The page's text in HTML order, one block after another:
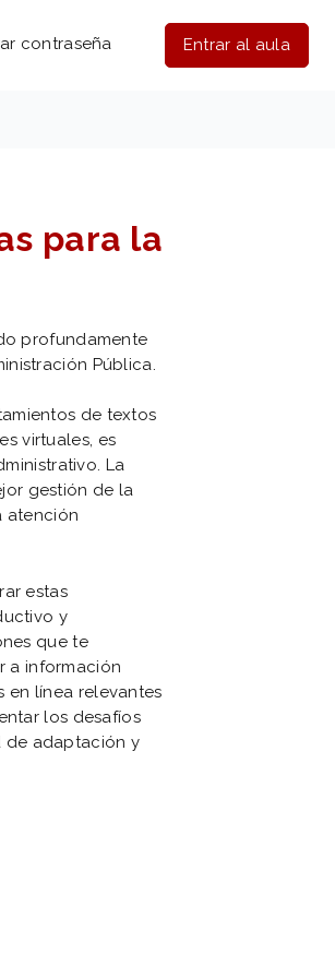
contraseña Entrar al aula
para la
profundamente
Pública.
de textos
virtuales, es
La
gestión de la
atención
estas
y
que te
a información
en línea relevantes
los desafíos
de adaptación y